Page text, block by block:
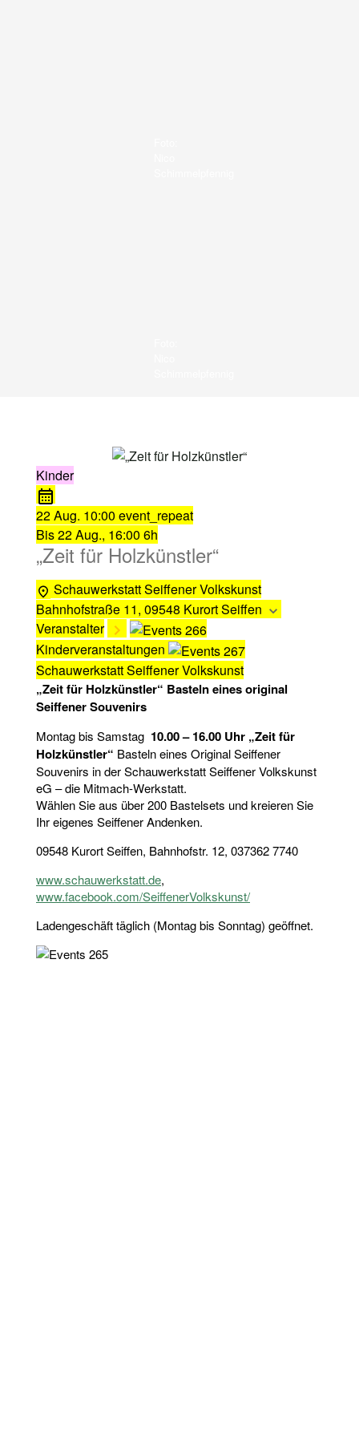
Kinder
22 Aug. 10:00 event_repeat
Bis22 Aug., 16:00 6h
„Zeit für Holzkünstler“
Schauwerkstatt Seiffener Volkskunst
Bahnhofstraße 11, 09548 Kurort Seiffen
Veranstalter
Kinderveranstaltungen
Schauwerkstatt Seiffener Volkskunst
„Zeit für Holzkünstler“ Basteln eines original
Seiffener Souvenirs
Montag bis Samstag 10.00 – 16.00 Uhr „Zeit für
Holzkünstler“ Basteln eines Original Seiffener
Souvenirs in der Schauwerkstatt Seiffener Volkskunst
eG – die Mitmach-Werkstatt.
Wählen Sie aus über 200 Bastelsets und kreieren Sie
Ihr eigenes Seiffener Andenken.
09548 Kurort Seiffen, Bahnhofstr. 12, 037362 7740
www.schauwerkstatt.de,
www.facebook.com/SeiffenerVolkskunst/
Ladengeschäft täglich (Montag bis Sonntag) geöffnet.